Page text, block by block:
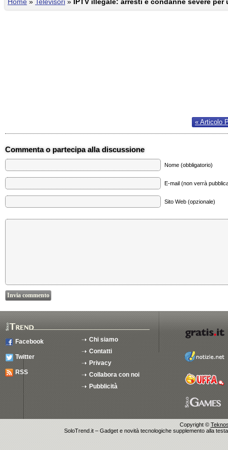
« Articolo
Commenta o partecipa alla discussione
Nome (obbligatorio)
E-mail (non verrà
Sito Web (opzionale)
Facebook
Twitter
RSS
Chi siamo
Contatti
Privacy
Collabora con noi
Pubblicità
Copyright ©
SoloTrend.it – Gadget e novità tecnologiche supplemento alla